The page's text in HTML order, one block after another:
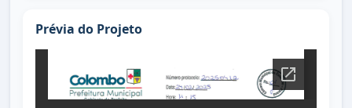
Prévia do Projeto